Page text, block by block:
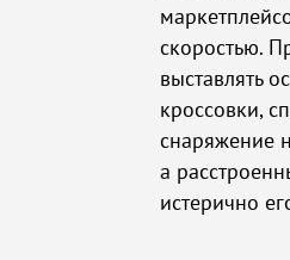
скоростью.
выставлять
кроссовки,
снаряжение
а
истерично